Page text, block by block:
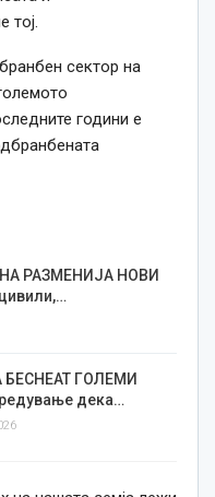
тој.
сектор на
години е
РАЗМЕНИЈА НОВИ
БЕСНЕАТ ГОЛЕМИ
дека…